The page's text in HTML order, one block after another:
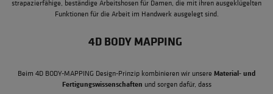
strapazierfähige, beständige Arbeitshosen für Damen, die mit ihren ausgeklügelten
Funktionen für die Arbeit im Handwerk ausgelegt sind.
4D BODY MAPPING
Beim 4D BODY-MAPPING Design-Prinzip kombinieren wir unsere Material- und
Fertigungswissenschaften und sorgen dafür, dass